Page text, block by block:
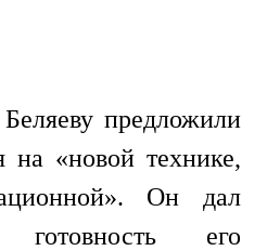
предложили
на «новой технике,
Он дал
его